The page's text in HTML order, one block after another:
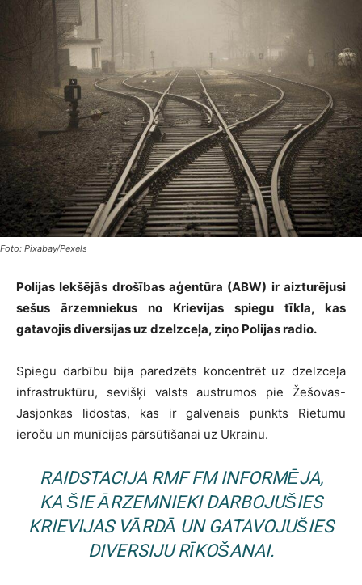
Foto: Pixabay/Pexels
Polijas Iekšējās drošības aģentūra (ABW) ir aizturējusi
sešus ārzemniekus no Krievijas spiegu tīkla, kas
gatavojis diversijas uz dzelzceļa, ziņo Polijas radio.
Spiegu darbību bija paredzēts koncentrēt uz dzelzceļa
infrastruktūru, sevišķi valsts austrumos pie Žešovas-
Jasjonkas lidostas, kas ir galvenais punkts Rietumu
ieroču un munīcijas pārsūtīšanai uz Ukrainu.
RAIDSTACIJA RMF FMINFORMĒJA,
KA ŠIE ĀRZEMNIEKI DARBOJUŠIES
KRIEVIJAS VĀRDĀ UN GATAVOJUŠIES
DIVERSIJU RĪKOŠANAI.